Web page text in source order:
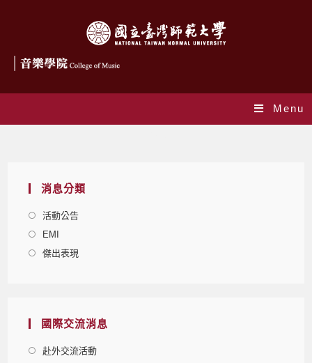
Menu
消息分類
活動公告
EMI
傑出表現
國際交流消息
赴外交流活動